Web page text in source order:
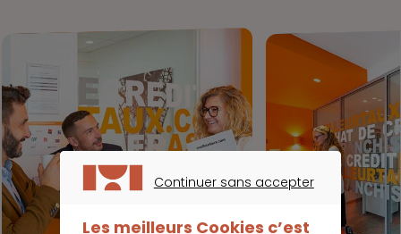
Continuer sans accepter
Les meilleurs Cookies c’est